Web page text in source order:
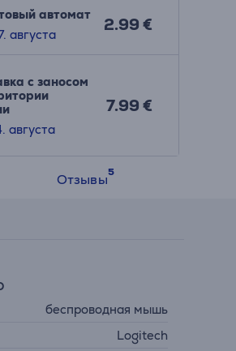
автомат
августа
2.99 €
с заносом
августа
7.99 €
Отзывы
беспроводная мышь
Logitech